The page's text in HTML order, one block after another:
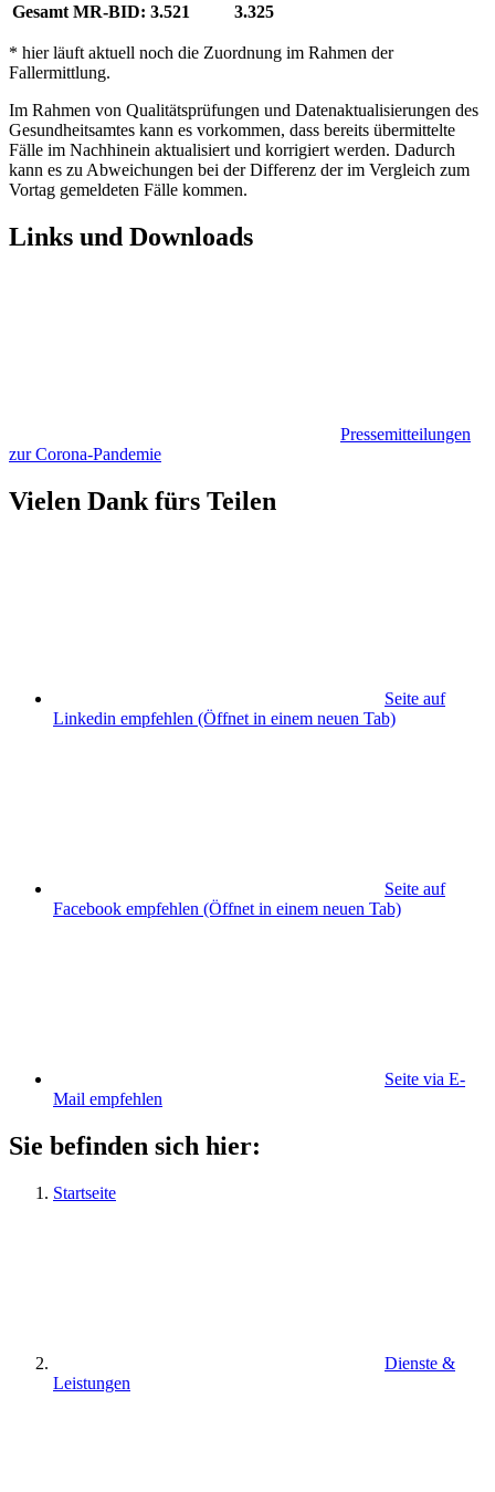
Gesamt MR-BID: 3.521 3.325
* hier läuft aktuell noch die Zuordnung im Rahmen der
Fallermittlung.
Im Rahmen von Qualitätsprüfungen und Datenaktualisierungen des
Gesundheitsamtes kann es vorkommen, dass bereits übermittelte
Fälle im Nachhinein aktualisiert und korrigiert werden. Dadurch
kann es zu Abweichungen bei der Differenz der im Vergleich zum
Vortag gemeldeten Fälle kommen.
Links und Downloads
Pressemitteilungen
zur Corona-Pandemie
Vielen Dank fürs Teilen
Seite auf
Linkedin empfehlen (Öffnet in einem neuen Tab)
Seite auf
Facebook empfehlen (Öffnet in einem neuen Tab)
Seite via E-
Mail empfehlen
Sie befinden sich hier:
Startseite
Dienste &
Leistungen